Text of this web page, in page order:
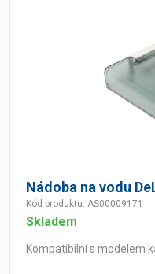
Nádoba na vodu
Kód produktu: AS00009171
Skladem
Kompatibilní s modelem